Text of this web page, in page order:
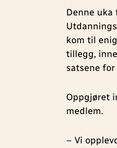
Denne
kom til
tillegg,
satsene
Oppgjøret
medlem.
– Vi